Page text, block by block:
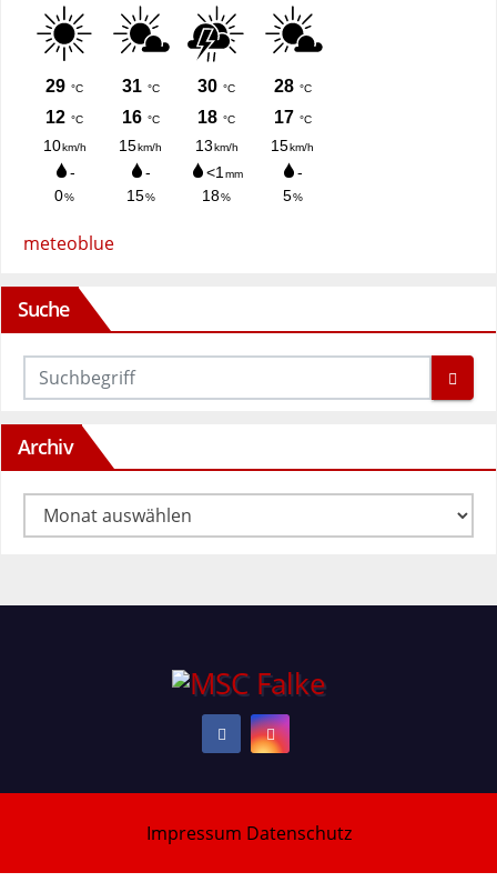
meteoblue
Suche
Archiv
Archiv
Impressum Datenschutz